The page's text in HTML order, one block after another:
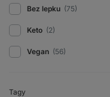
Bez lepku (75)
Keto (2)
Vegan (56)
Tagy